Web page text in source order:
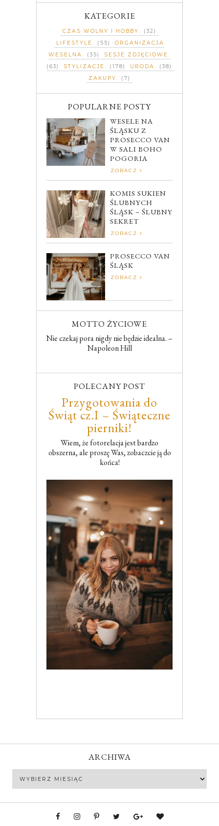
KATEGORIE
CZAS WOLNY I HOBBY
(32)
LIFESTYLE
(55)
ORGANIZACJA
WESELNA
(35)
SESJE ZDJĘCIOWE
(63)
STYLIZACJE (178) URODA
(38)
ZAKUPY
(7)
POPULARNE POSTY
WESELE NA
ŚLĄSKU Z
PROSECCO VAN
W SALI BOHO
POGORIA
ZOBACZ
KOMIS SUKIEN
ŚLUBNYCH
ŚLĄSK – ŚLUBNY
SEKRET
ZOBACZ
PROSECCO VAN
ŚLĄSK
ZOBACZ
MOTTO ŻYCIOWE
Nie czekaj pora nigdy nie będzie idealna. –
Napoleon Hill
POLECANY POST
Przygotowania do
Świąt cz.I – Świąteczne
pierniki!
Wiem, że fotorelacja jest bardzo
obszerna, ale proszę Was, zobaczcie ją do
końca!
ARCHIWA
Archiwa